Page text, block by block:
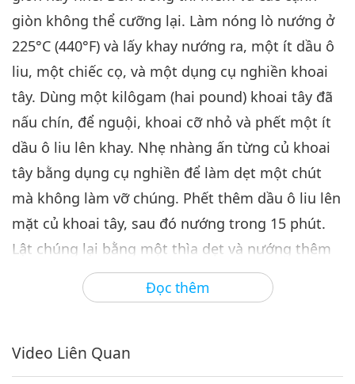
Đọc thêm
giòn không thể cưỡng lại. Làm nóng lò nướng ở
225°C (440°F) và lấy khay nướng ra, một ít dầu ô
liu, một chiếc cọ, và một dụng cụ nghiền khoai
tây. Dùng một kilôgam (hai pound) khoai tây đã
nấu chín, để nguội, khoai cỡ nhỏ và phết một ít
dầu ô liu lên khay. Nhẹ nhàng ấn từng củ khoai
tây bằng dụng cụ nghiền để làm dẹt một chút
mà không làm vỡ chúng. Phết thêm dầu ô liu lên
mặt củ khoai tây, sau đó nướng trong 15 phút.
Lật chúng lại bằng một thìa dẹt và nướng thêm
15-20 phút nữa cho đến khi vàng nâu. Ăn nóng
với muối biển thô và rưới một ít sốt pesto hoặc
Video Liên Quan